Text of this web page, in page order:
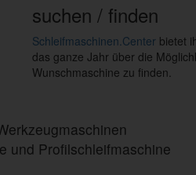
suchen / finden
Schleifmaschinen.Center bietet
das ganze Jahr über die
Wunschmaschine zu finden.
und Profilschleifmaschine